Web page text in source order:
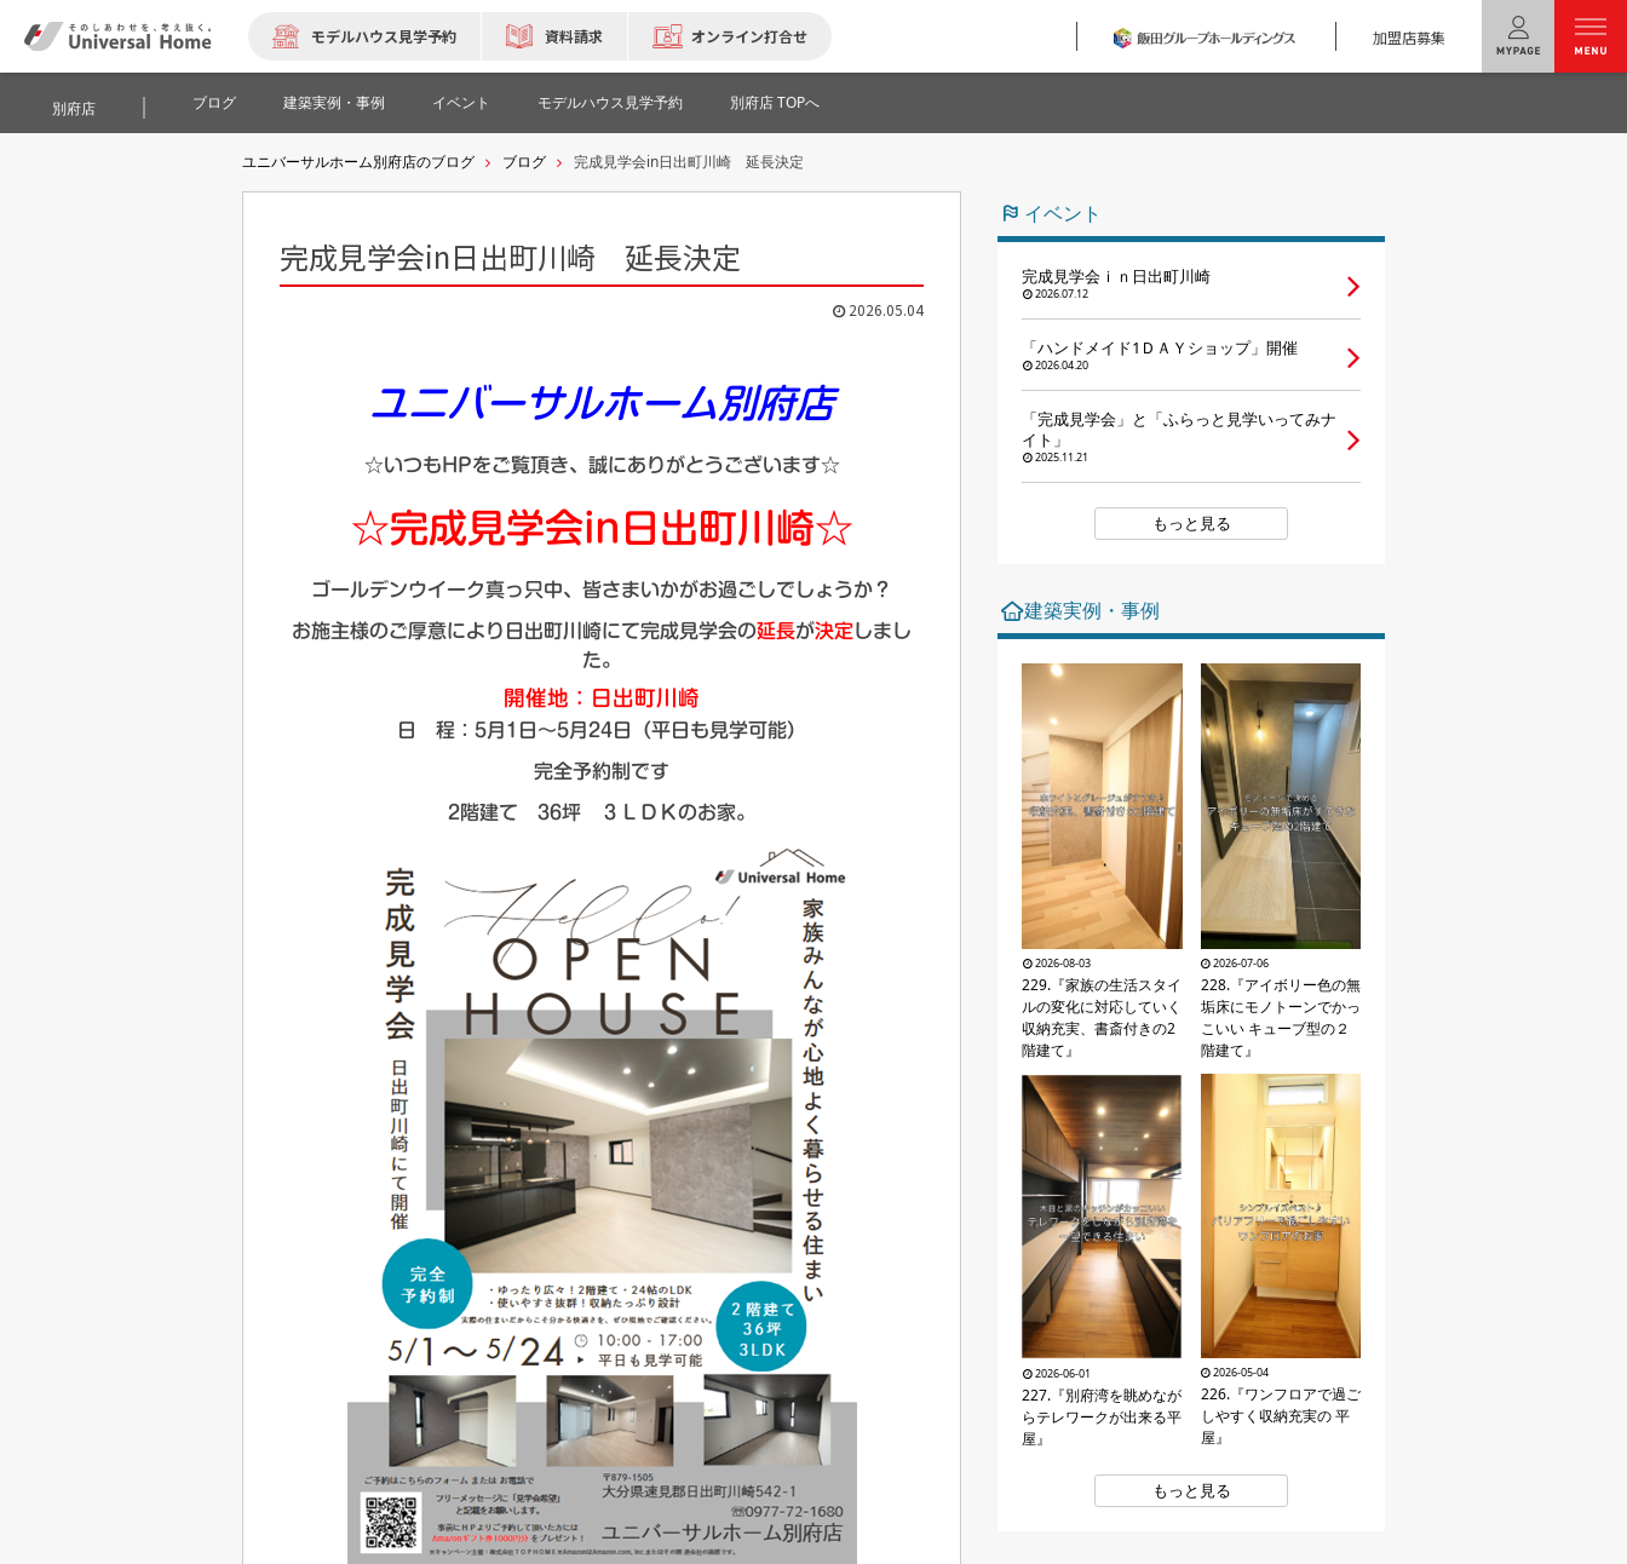
モデルハウス見学予約 資料請求 オンライン打合せ 加盟店募集
テクノロジー
建築実例
キャンペーン・コラボ情報
企業情報
お問い合わせ
別府店 ブログ 建築実例・事例 イベント モデルハウス見学予約 別府店 TOPへ
ユニバーサルホーム別府店のブログ ブログ 完成見学会in日出町川崎 延長決定
完成見学会in日出町川崎 延長決定
2026.05.04
ユニバーサルホーム別府店
☆いつもHPをご覧頂き、誠にありがとうございます☆
☆完成見学会in日出町川崎☆
ゴールデンウイーク真っ只中、皆さまいかがお過ごしでしょうか？
お施主様のご厚意により日出町川崎にて完成見学会の延長が決定しまし
た。
開催地：日出町川崎
日 程：5月1日～5月24日（平日も見学可能）
完全予約制です
2階建て 36坪 ３ＬＤＫのお家。
イベント
完成見学会ｉｎ日出町川崎
2026.07.12
「ハンドメイド1ＤＡＹショップ」開催
2026.04.20
「完成見学会」と「ふらっと見学いってみナ
イト」
2025.11.21
もっと見る
建築実例・事例
2026-08-03
229.『家族の生活スタイ
ルの変化に対応していく
収納充実、書斎付きの2
階建て』
2026-07-06
228.『アイボリー色の無
垢床にモノトーンでかっ
こいい キューブ型の２
階建て』
2026-06-01
227.『別府湾を眺めなが
らテレワークが出来る平
屋』
2026-05-04
226.『ワンフロアで過ご
しやすく収納充実の 平
屋』
もっと見る